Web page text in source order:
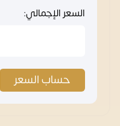
السعر الإجمالي:
حساب السعر